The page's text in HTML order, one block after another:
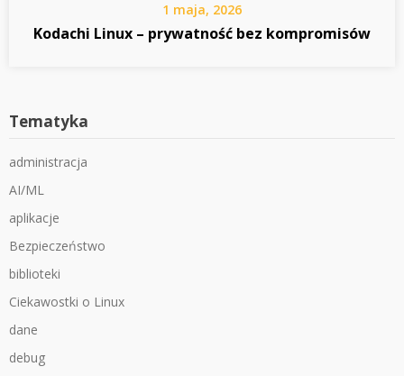
1 maja, 2026
Kodachi Linux – prywatność bez kompromisów
Tematyka
administracja
AI/ML
aplikacje
Bezpieczeństwo
biblioteki
Ciekawostki o Linux
dane
debug